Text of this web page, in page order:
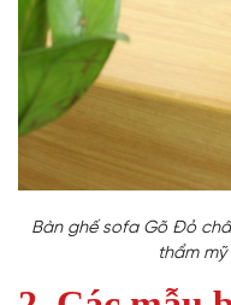
Bàn ghế sofa Gõ Đỏ
thẩm